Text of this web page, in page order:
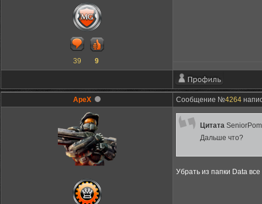
39 9
ApeX Сообщение №4264
Цитата
Дальше что?
Убрать из папки Data